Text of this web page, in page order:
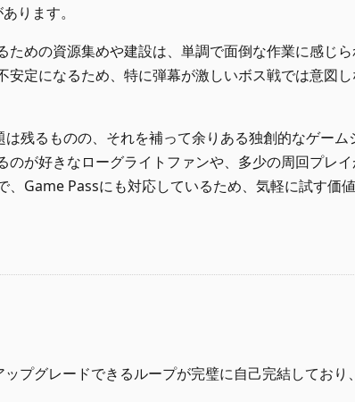
ります。
めの資源集めや建設は、単調で面倒な作業に感じ
定になるため、特に弾幕が激しいボス戦では意図
残るものの、それを補って余りある独創的なゲーム
が好きなローグライトファンや、多少の周回プレ
Game Passにも対応しているため、気軽に試す価
プグレードできるループが完璧に自己完結しており